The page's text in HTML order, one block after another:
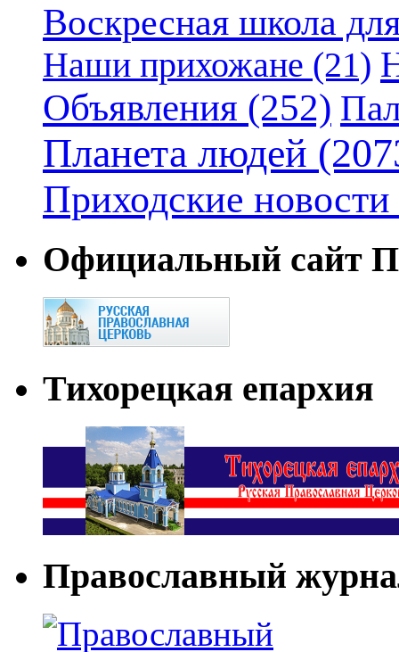
Воскресная школа
Наши прихожане (21)
Объявления (252)
Планета людей
Приходские новости
Официальный сайт
Тихорецкая епархия
Православный